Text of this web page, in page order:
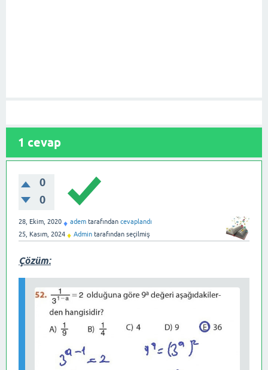
1 cevap
0
0
28, Ekim, 2020 ♦ adem tarafından cevaplandı
25, Kasım, 2024 ♦ Admin tarafından seçilmiş
Çözüm: